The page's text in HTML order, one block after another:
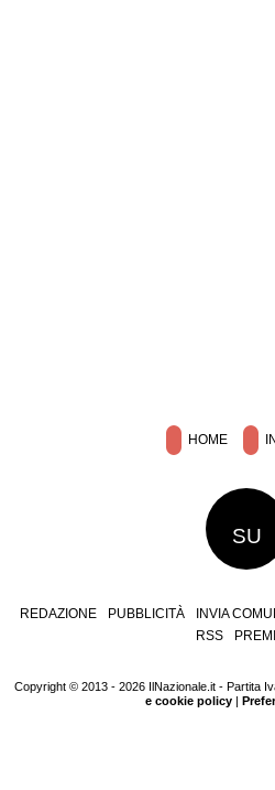
HOME
SU
REDAZIONE PUBBLICITÀ INVIA
RSS
Copyright © 2013 - 2026 IlNazionale.it - Partita
e cookie policy|